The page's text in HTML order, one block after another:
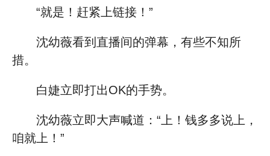
“就是！赶紧上链接！”
沈幼薇看到直播间的弹幕，有些不知所
措。
白婕立即打出OK的手势。
沈幼薇立即大声喊道：“上！钱多多说上，
咱就上！”